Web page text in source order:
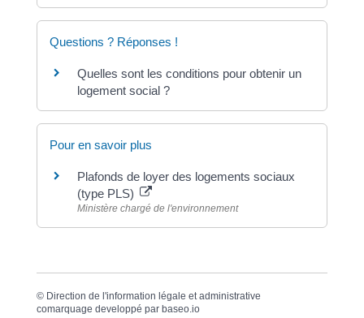
Questions ? Réponses !
Quelles sont les conditions pour obtenir un
logement social ?
Pour en savoir plus
Plafonds de loyer des logements sociaux
(type PLS)
Ministère chargé de l'environnement
© Direction de l'information légale et administrative
comarquage developpé par baseo.io